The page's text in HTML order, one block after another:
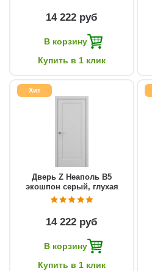
14 222 руб
В корзину
Купить в 1 клик
Хит
Дверь Z Неаполь В5
экошпон серый, глухая
14 222 руб
В корзину
Купить в 1 клик